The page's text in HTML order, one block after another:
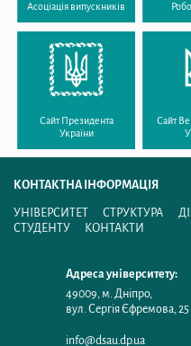
Асоціація випускників
Сайт Президента
України
Сайт
КОНТАКТНА ІНФОРМАЦІЯ
УНІВЕРСИТЕТ СТРУКТУРА
СТУДЕНТУ
КОНТАКТИ
Адреса університету:
49009 м. Дніпро,
вул. Сергія Єфремова, 25
info@dsau.dp.ua